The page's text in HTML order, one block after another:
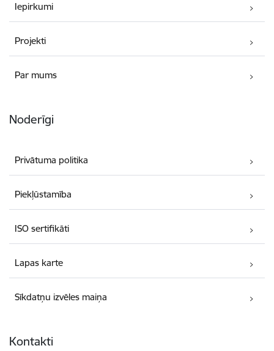
Iepirkumi
Projekti
Par mums
Noderīgi
Privātuma politika
Piekļūstamība
ISO sertifikāti
Lapas karte
Sīkdatņu izvēles maiņa
Kontakti